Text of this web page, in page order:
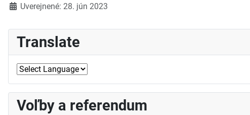
Translate
Voľby a referendum
DetailyUverejnené: 28. jún 2023